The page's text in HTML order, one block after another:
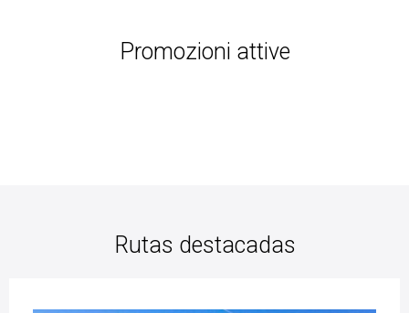
Promozioni attive
Rutas destacadas